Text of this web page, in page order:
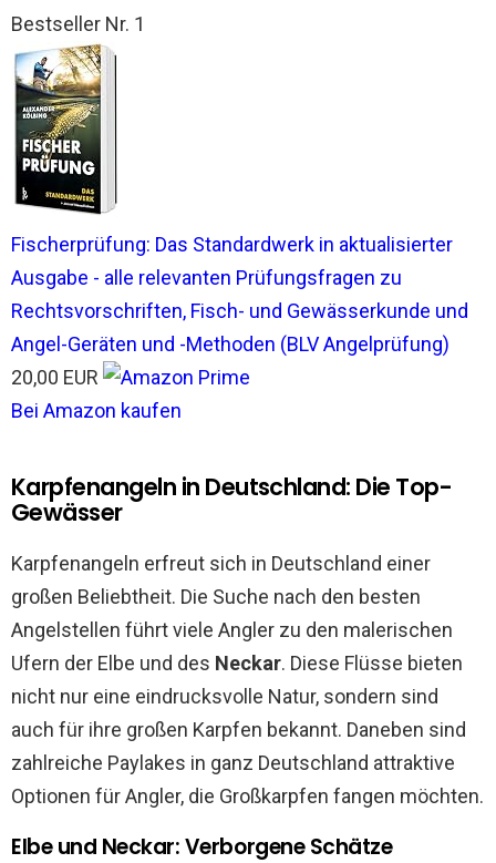
Bestseller Nr. 1
Fischerprüfung: Das Standardwerk in aktualisierter
Ausgabe - alle relevanten Prüfungsfragen zu
Rechtsvorschriften, Fisch- und Gewässerkunde und
Angel-Geräten und -Methoden (BLV Angelprüfung)
20,00 EUR
Bei Amazon kaufen
Karpfenangeln in Deutschland: Die Top-
Gewässer
Karpfenangeln erfreut sich in Deutschland einer
großen Beliebtheit. Die Suche nach den besten
Angelstellen führt viele Angler zu den malerischen
Ufern der Elbe und des Neckar. Diese Flüsse bieten
nicht nur eine eindrucksvolle Natur, sondern sind
auch für ihre großen Karpfen bekannt. Daneben sind
zahlreiche Paylakes in ganz Deutschland attraktive
Optionen für Angler, die Großkarpfen fangen möchten.
Elbe und Neckar: Verborgene Schätze